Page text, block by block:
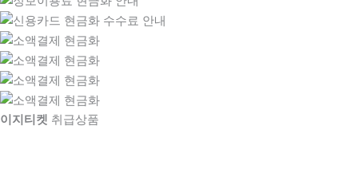
이지티켓 취급상품